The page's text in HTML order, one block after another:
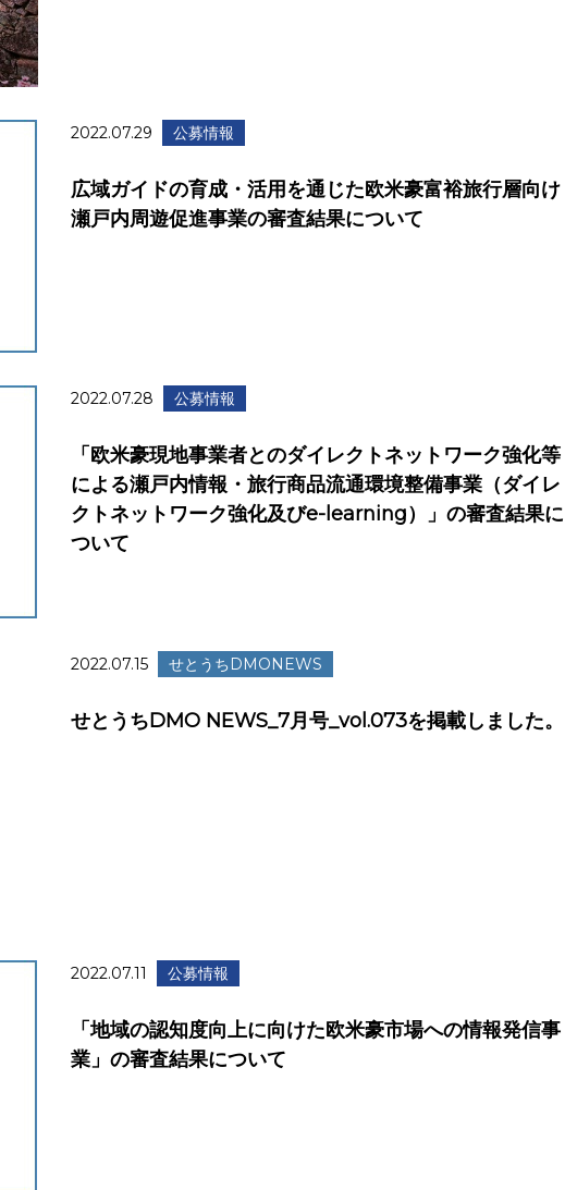
2022.07.29 公募情報
広域ガイドの育成・活用を通じた欧米豪富裕旅行層向け
瀬戸内周遊促進事業の審査結果について
2022.07.28 公募情報
「欧米豪現地事業者とのダイレクトネットワーク強化等
による瀬戸内情報・旅行商品流通環境整備事業（ダイレ
クトネットワーク強化及びe-learning）」の審査結果に
ついて
2022.07.15 せとうちDMONEWS
せとうちDMO NEWS_7月号_vol.073を掲載しました。
2022.07.11 公募情報
「地域の認知度向上に向けた欧米豪市場への情報発信事
業」の審査結果について